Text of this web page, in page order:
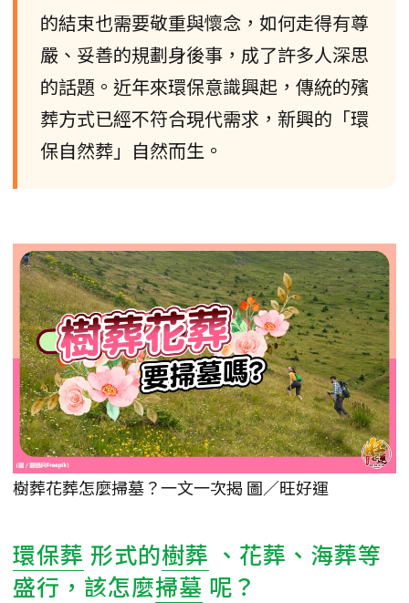
的結束也需要敬重與懷念，如何走得有尊
嚴、妥善的規劃身後事，成了許多人深思
的話題。近年來環保意識興起，傳統的殯
葬方式已經不符合現代需求，新興的「環
保自然葬」自然而生。
樹葬花葬怎麼掃墓？一文一次揭 圖／旺好運
環保葬 形式的樹葬 、花葬、海葬等
盛行，該怎麼掃墓 呢？